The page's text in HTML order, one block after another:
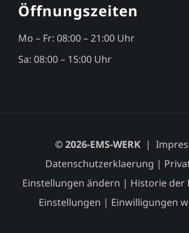
Öffnungszeiten
Mo – Fr: 08:00 – 21:00 Uhr
Sa: 08:00 – 15:00 Uhr
© 2026-EMS-WERK|
Datenschutzerklaerung |
Einstellungen ändern | Historie der
Einstellungen | Einwilligungen